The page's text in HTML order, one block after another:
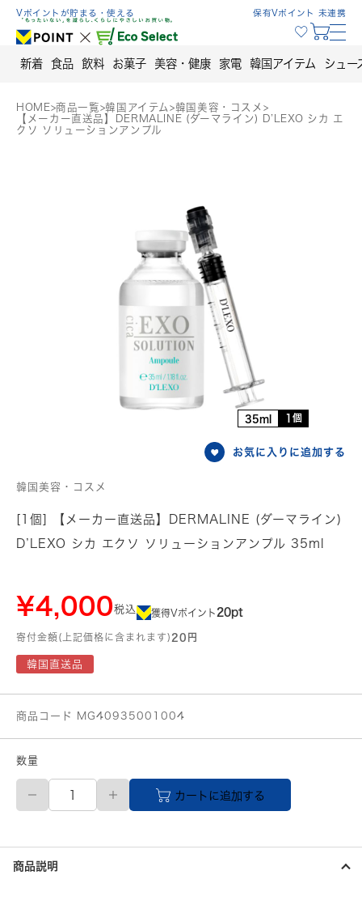
Skip
content
Vポイントが貯まる・使える 保有Vポイント 未連携
新着 食品 飲料 お菓子 美容・健康 家電 韓国アイテム シュー
HOME>商品一覧>韓国アイテム>韓国美容・コスメ >
【メーカー直送品】DERMALINE (ダーマライン) D’LEXO シカ エ
クソ ソリューションアンプル
35ml 1個
お気に入りに追加する
韓国美容・コスメ
[1個] 【メーカー直送品】DERMALINE (ダーマライン)
D’LEXO シカ エクソ ソリューションアンプル 35ml
¥4,000税込 獲得Vポイント 20pt
寄付金額(上記価格に含まれます) 20円
韓国直送品
商品コード MG40935001004
数量
【メ
カ
直
送
品】
カートに追加する
商品説明